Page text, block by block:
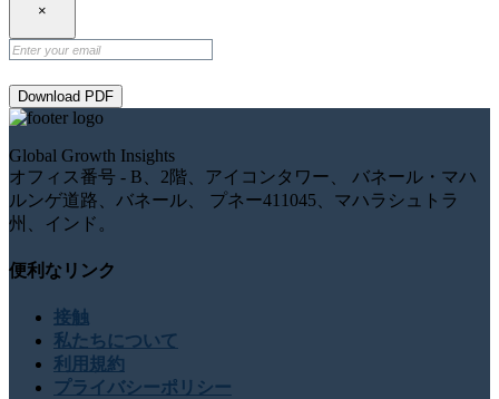
×
Download PDF
Global Growth Insights
オフィス番号 - B、2階、アイコンタワー、 バネール・マハ
ルンゲ道路、バネール、 プネー411045、マハラシュトラ
州、インド。
便利なリンク
接触
私たちについて
利用規約
プライバシーポリシー